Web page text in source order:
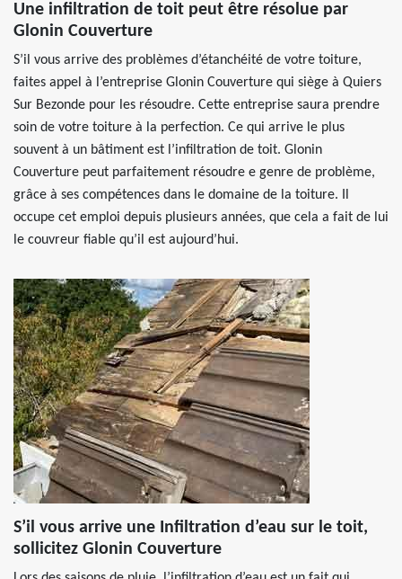
Une infiltration de toit peut être résolue par
Glonin Couverture
S’il vous arrive des problèmes d’étanchéité de votre toiture,
faites appel à l’entreprise Glonin Couverture qui siège à Quiers
Sur Bezonde pour les résoudre. Cette entreprise saura prendre
soin de votre toiture à la perfection. Ce qui arrive le plus
souvent à un bâtiment est l’infiltration de toit. Glonin
Couverture peut parfaitement résoudre e genre de problème,
grâce à ses compétences dans le domaine de la toiture. Il
occupe cet emploi depuis plusieurs années, que cela a fait de lui
le couvreur fiable qu’il est aujourd’hui.
S’il vous arrive une Infiltration d’eau sur le toit,
sollicitez Glonin Couverture